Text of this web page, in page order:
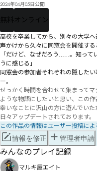
2024年04月05日公開
無料 オンライン
高校を卒業してから、別々の大学
声かけから久々に同窓会を開催する
「だけど、なぜだろう……。知って
うに感じる」
同窓会の参加者それぞれの隠した
ー。
せっかく時間を合わせて集まって
ような物語にしたいと思い、この作
幸いなことに沢山の方に遊んでい
日々アップデートされております。
この作品の情報はユーザー投稿に
情報を修正 管理者申請
みんなのプレイ記録
マルキ屋エイト